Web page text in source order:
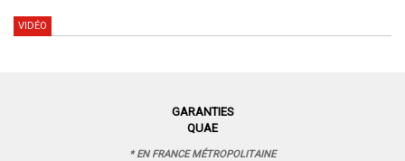
VIDÉO
GARANTIES
QUAE
* EN FRANCE MÉTROPOLITAINE